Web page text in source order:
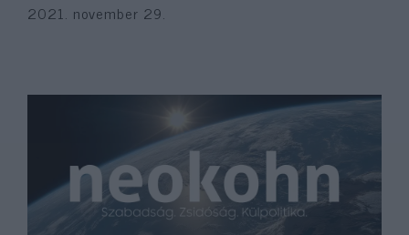
2021. november 29.